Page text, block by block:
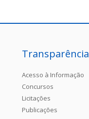
Transparência
Acesso à Informação
Concursos
Licitações
Publicações